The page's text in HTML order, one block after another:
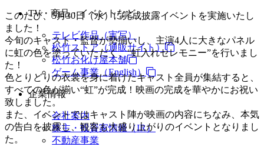
TV・商品・イベントなど
テレビ作品（実写）
松竹ストア（通販サイト）
松竹お化け屋本舗
ゲーム事業（English）
企業情報
会社案内
株主・投資家情報（IR）
不動産事業
このたび、5月30日（水）に完成披露イベントを実施いたし
ました！
今旬のキャスト・監督が勢揃いし、主演4人に大きなパネル
に虹の色を塗っていただく、“虹入れセレモニー”を行いまし
た！
色とりどりの衣裳を身に着けたキャスト全員が集結すると、
すべての色が揃い“虹”が完成！映画の完成を華やかにお祝い
致しました。
また、イベントではキャスト陣が映画の内容にちなみ、本気
の告白を披露し、観客も大盛り上がりのイベントとなりまし
た。